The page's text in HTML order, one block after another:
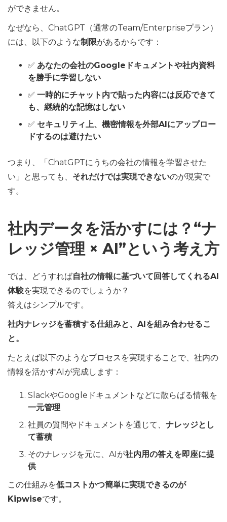
ができません。
なぜなら、ChatGPT（通常のTeam/Enterpriseプラン）
には、以下のような制限があるからです：
✅ あなたの会社のGoogleドキュメントや社内資料
を勝手に学習しない
✅ 一時的にチャット内で貼った内容には反応できて
も、継続的な記憶はしない
✅ セキュリティ上、機密情報を外部AIにアップロー
ドするのは避けたい
つまり、「ChatGPTにうちの会社の情報を学習させた
い」と思っても、 それだけでは実現できないのが現実で
す。
社内データを活かすには？“ナ
レッジ管理 × AI”という考え方
では、どうすれば自社の情報に基づいて回答してくれるAI
体験を実現できるのでしょうか？
答えはシンプルです。
社内ナレッジを蓄積する仕組みと、AIを組み合わせるこ
と。
たとえば以下のようなプロセスを実現することで、社内の
情報を活かすAIが完成します：
SlackやGoogleドキュメントなどに散らばる情報を
一元管理
社員の質問やドキュメントを通じて、 ナレッジとし
て蓄積
そのナレッジを元に、AIが社内用の答えを即座に提
供
この仕組みを低コストかつ簡単に実現できるのが
Kipwiseです。